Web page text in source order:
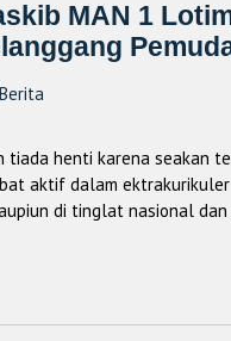
MAN 1
Berita
tiada henti karena seakan
aktif dalam
di tinglat nasional